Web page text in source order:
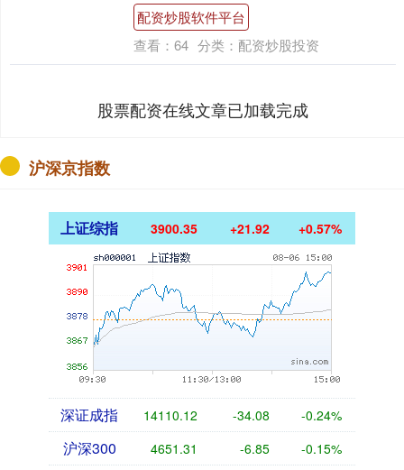
配资炒股软件平台
查看： 64 分类： 配资炒股投资
股票配资在线文章已加载完成
沪深京指数
上证综指 3900.35 +21.92 +0.57%
深证成指 14110.12 -34.08 -0.24%
沪深300 4651.31 -6.85 -0.15%